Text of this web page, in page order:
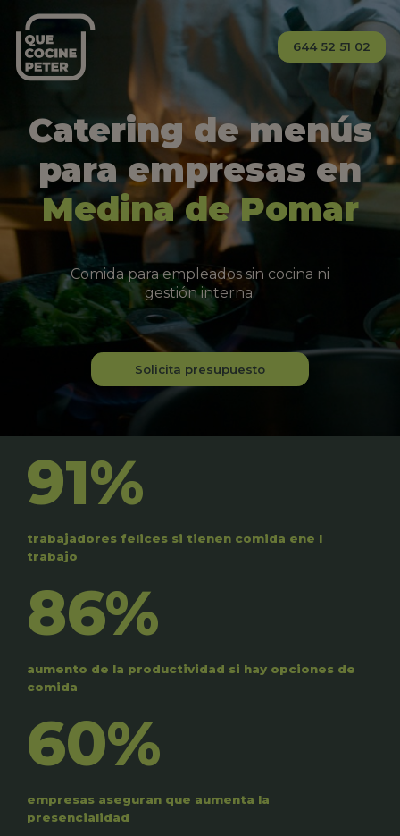
644 52 51 02
Catering de menús
para empresas en
Medina de Pomar
Comida para empleados sin cocina ni
gestión interna.
Solicita presupuesto
91%
trabajadores felices si tienen comida ene l
trabajo
86%
aumento de la productividad si hay opciones de
comida
60%
empresas aseguran que aumenta la
presencialidad